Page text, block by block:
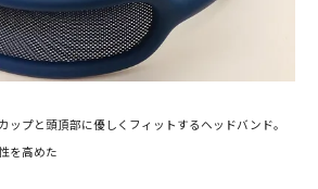
ップと頭頂部に優しくフィットするヘッドバンド。
を高めた